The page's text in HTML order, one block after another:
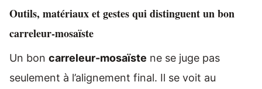
Outils, matériaux et gestes qui distinguent un bon
carreleur-mosaïste
Un bon carreleur-mosaïste ne se juge pas
seulement à l’alignement final. Il se voit au